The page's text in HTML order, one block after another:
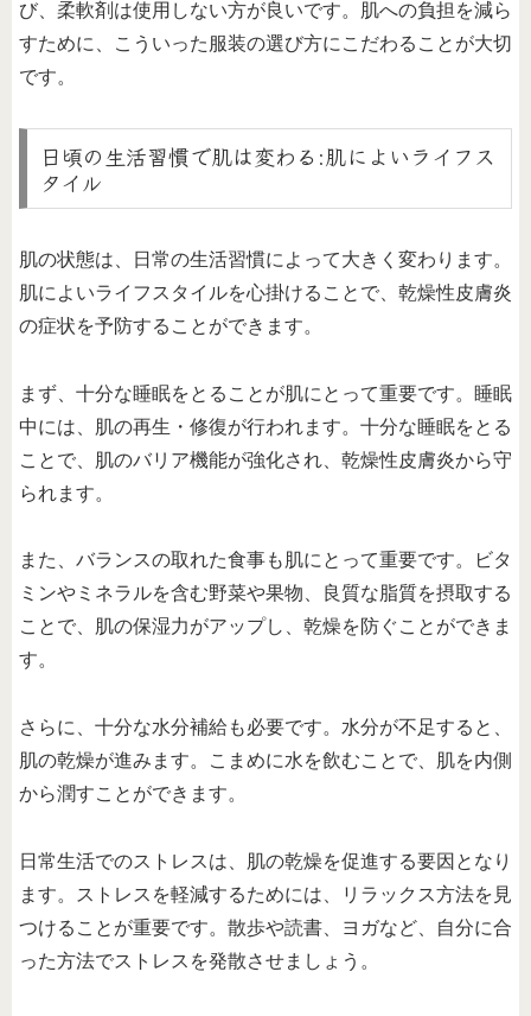
び、柔軟剤は使用しない方が良いです。肌への負担を減ら
すために、こういった服装の選び方にこだわることが大切
です。
日頃の生活習慣で肌は変わる:肌によいライフス
タイル
肌の状態は、日常の生活習慣によって大きく変わります。
肌によいライフスタイルを心掛けることで、乾燥性皮膚炎
の症状を予防することができます。
まず、十分な睡眠をとることが肌にとって重要です。睡眠
中には、肌の再生・修復が行われます。十分な睡眠をとる
ことで、肌のバリア機能が強化され、乾燥性皮膚炎から守
られます。
また、バランスの取れた食事も肌にとって重要です。ビタ
ミンやミネラルを含む野菜や果物、良質な脂質を摂取する
ことで、肌の保湿力がアップし、乾燥を防ぐことができま
す。
さらに、十分な水分補給も必要です。水分が不足すると、
肌の乾燥が進みます。こまめに水を飲むことで、肌を内側
から潤すことができます。
日常生活でのストレスは、肌の乾燥を促進する要因となり
ます。ストレスを軽減するためには、リラックス方法を見
つけることが重要です。散歩や読書、ヨガなど、自分に合
った方法でストレスを発散させましょう。